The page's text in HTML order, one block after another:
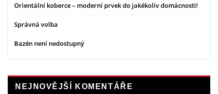
Orientální koberce – moderní prvek do jakékoliv domácnosti!
Správná volba
Bazén není nedostupný
NEJNOVĚJŠÍ KOMENTÁŘE